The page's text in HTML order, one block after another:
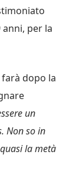
anni, per la
dopo la
un
Non so in
la metà